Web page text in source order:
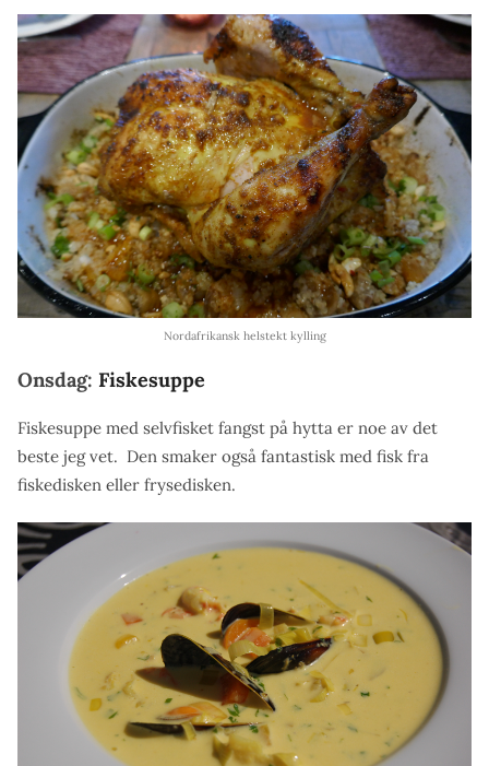
Nordafrikansk helstekt kylling
Onsdag: Fiskesuppe
Fiskesuppe med selvfisket fangst på hytta er noe av det
beste jeg vet. Den smaker også fantastisk med fisk fra
fiskedisken eller frysedisken.